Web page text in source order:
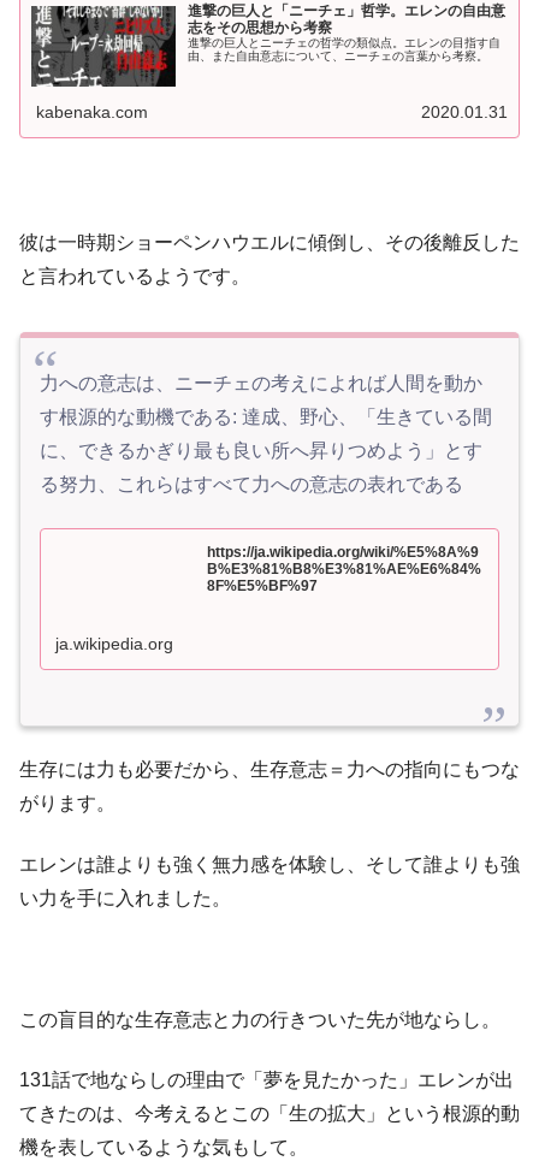
進撃の巨人と「ニーチェ」哲学。エレンの自由意
志をその思想から考察
進撃の巨人とニーチェの哲学の類似点。エレンの目指す自
由、また自由意志について、ニーチェの言葉から考察。
kabenaka.com 2020.01.31
彼は一時期ショーペンハウエルに傾倒し、その後離反した
と言われているようです。
力への意志は、ニーチェの考えによれば人間を動か
す根源的な動機である: 達成、野心、「生きている間
に、できるかぎり最も良い所へ昇りつめよう」とす
る努力、これらはすべて力への意志の表れである
https://ja.wikipedia.org/wiki/%E5%8A%9
B%E3%81%B8%E3%81%AE%E6%84%
8F%E5%BF%97
ja.wikipedia.org
生存には力も必要だから、生存意志＝力への指向にもつな
がります。
エレンは誰よりも強く無力感を体験し、そして誰よりも強
い力を手に入れました。
この盲目的な生存意志と力の行きついた先が地ならし。
131話で地ならしの理由で「夢を見たかった」エレンが出
てきたのは、今考えるとこの「生の拡大」という根源的動
機を表しているような気もして。